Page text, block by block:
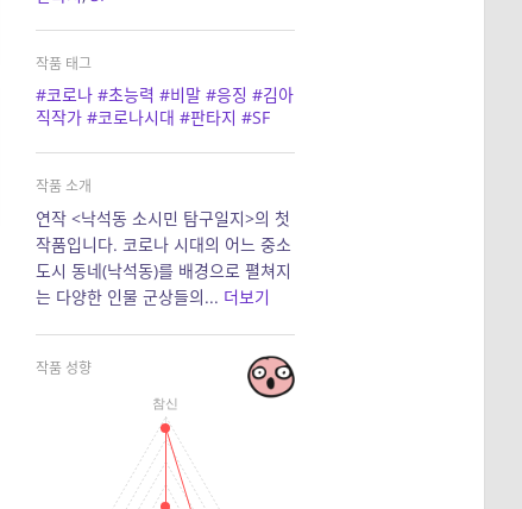
작품 태그
#코로나 #초능력 #비말 #응징 #김아
직작가 #코로나시대 #판타지 #SF
작품 소개
연작 <낙석동 소시민 탐구일지>의 첫
작품입니다. 코로나 시대의 어느 중소
도시 동네(낙석동)를 배경으로 펼쳐지
는 다양한 인물 군상들의... 더보기
작품 성향
참신